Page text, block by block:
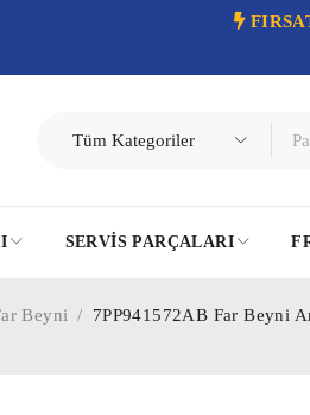
SERVIS PARÇALARI
Beyni /
7PP941572AB Far Beyni